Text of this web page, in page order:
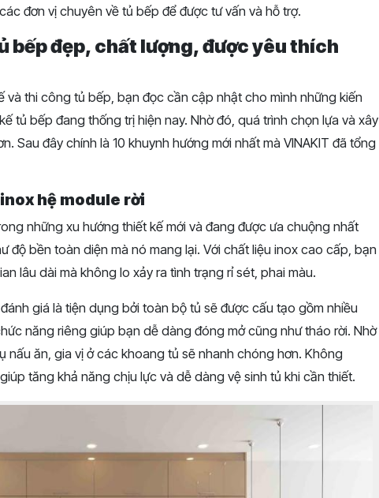
đơn vị chuyên về tủ bếp để được tư vấn và hỗ trợ.
bếp đẹp, chất lượng, được yêu thích
và thi công tủ bếp, bạn đọc cần cập nhật cho mình những kiến
tủ bếp đang thống trị hiện nay. Nhờ đó, quá trình chọn lựa và xây
Sau đây chính là 10 khuynh hướng mới nhất mà VINAKIT đã tổng
hệ module rời
những xu hướng thiết kế mới và đang được ưa chuộng nhất
độ bền toàn diện mà nó mang lại. Với chất liệu inox cao cấp, bạn
lâu dài mà không lo xảy ra tình trạng rỉ sét, phai màu.
giá là tiện dụng bởi toàn bộ tủ sẽ được cấu tạo gồm nhiều
năng riêng giúp bạn dễ dàng đóng mở cũng như tháo rời. Nhờ
nấu ăn, gia vị ở các khoang tủ sẽ nhanh chóng hơn. Không
tăng khả năng chịu lực và dễ dàng vệ sinh tủ khi cần thiết.